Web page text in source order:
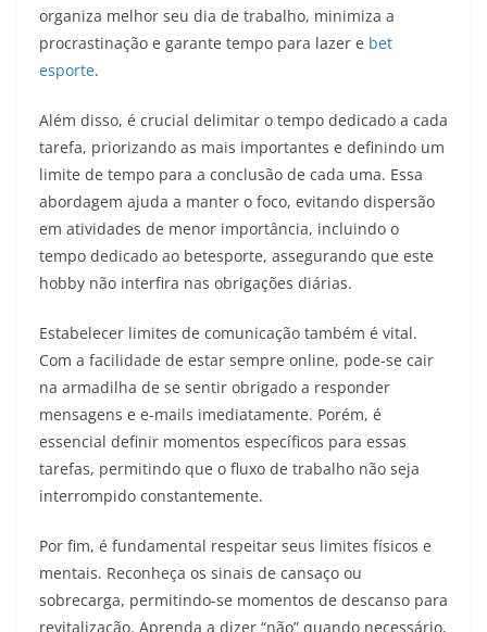
organiza melhor seu dia de trabalho, minimiza a
procrastinação e garante tempo para lazer e bet
esporte.
Além disso, é crucial delimitar o tempo dedicado a cada
tarefa, priorizando as mais importantes e definindo um
limite de tempo para a conclusão de cada uma. Essa
abordagem ajuda a manter o foco, evitando dispersão
em atividades de menor importância, incluindo o
tempo dedicado ao betesporte, assegurando que este
hobby não interfira nas obrigações diárias.
Estabelecer limites de comunicação também é vital.
Com a facilidade de estar sempre online, pode-se cair
na armadilha de se sentir obrigado a responder
mensagens e e-mails imediatamente. Porém, é
essencial definir momentos específicos para essas
tarefas, permitindo que o fluxo de trabalho não seja
interrompido constantemente.
Por fim, é fundamental respeitar seus limites físicos e
mentais. Reconheça os sinais de cansaço ou
sobrecarga, permitindo-se momentos de descanso para
revitalização. Aprenda a dizer “não” quando necessário,